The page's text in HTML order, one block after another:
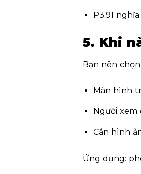
P3.91
5. Khi
Bạn nên
Màn hình
Người xem
Cần hình
Ứng dụng: